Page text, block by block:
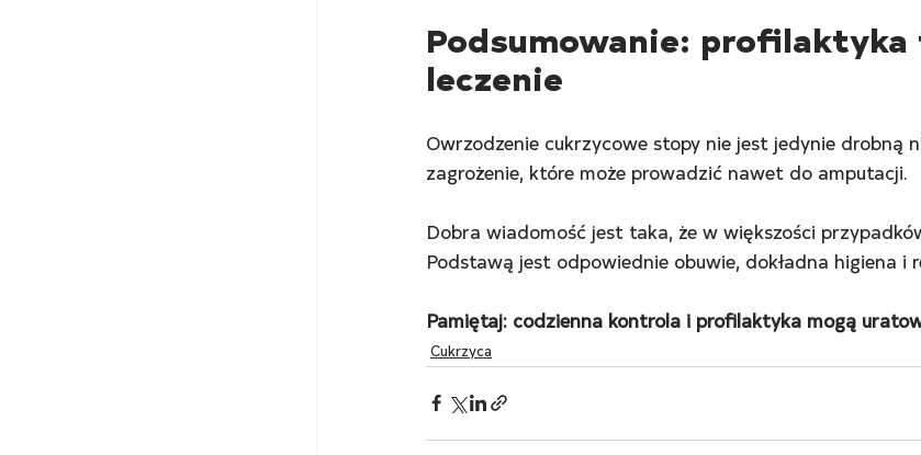
Podsumowanie: profilaktyka
leczenie
Owrzodzenie cukrzycowe stopy nie jest jedynie drobną
zagrożenie, które może prowadzić nawet do amputacji.
Dobra wiadomość jest taka, że w większości
Podstawą jest odpowiednie obuwie, dokładna higiena i
Pamiętaj: codzienna kontrola i profilaktyka mogą
Cukrzyca